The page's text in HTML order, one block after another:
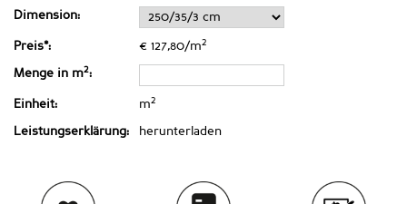
Dimension:
Preis*: € 127,80/m2
Menge in m2:
Einheit: m2
Leistungserklärung: herunterladen